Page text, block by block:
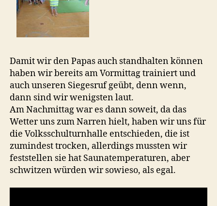
Damit wir den Papas auch standhalten können
haben wir bereits am Vormittag trainiert und
auch unseren Siegesruf geübt, denn wenn,
dann sind wir wenigsten laut.
Am Nachmittag war es dann soweit, da das
Wetter uns zum Narren hielt, haben wir uns für
die Volksschulturnhalle entschieden, die ist
zumindest trocken, allerdings mussten wir
feststellen sie hat Saunatemperaturen, aber
schwitzen würden wir sowieso, als egal.